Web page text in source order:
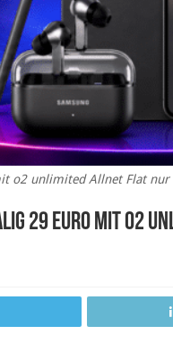
o2 unlimited Allnet Flat
29 Euro mit o2